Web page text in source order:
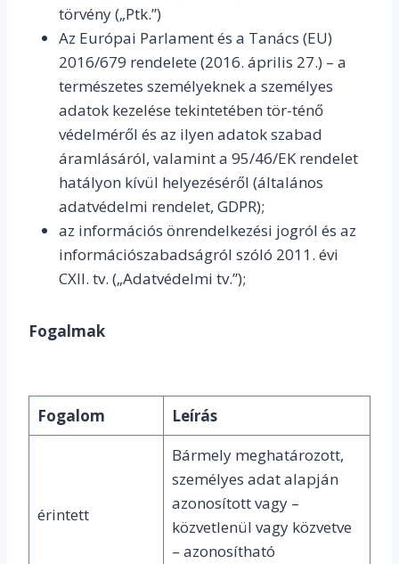
törvény („Ptk.”)
Az Európai Parlament és a Tanács (EU)
2016/679 rendelete (2016. április 27.) – a
természetes személyeknek a személyes
adatok kezelése tekintetében tör-ténő
védelméről és az ilyen adatok szabad
áramlásáról, valamint a 95/46/EK rendelet
hatályon kívül helyezéséről (általános
adatvédelmi rendelet, GDPR);
az információs önrendelkezési jogról és az
információszabadságról szóló 2011. évi
CXII. tv. („Adatvédelmi tv.”);
Fogalmak
Fogalom Leírás
érintett
Bármely meghatározott,
személyes adat alapján
azonosított vagy –
közvetlenül vagy közvetve
– azonosítható